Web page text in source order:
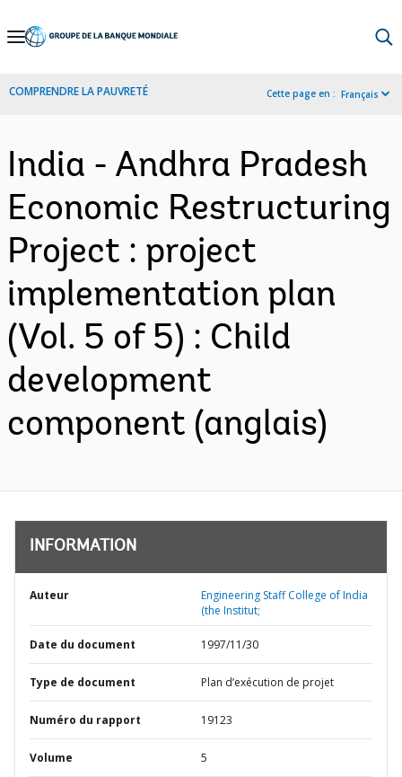
Skip
Navigation
COMPRENDRE LA PAUVRETÉ Cette page en : Français
India - Andhra Pradesh
Economic Restructuring
Project : project
implementation plan
(Vol. 5 of 5) : Child
development
component (anglais)
INFORMATION
Auteur
Engineering Staff College of India
(the Institut;
Date du document 1997/11/30
Type de document Plan d’exécution de projet
Numéro du rapport 19123
Volume 5